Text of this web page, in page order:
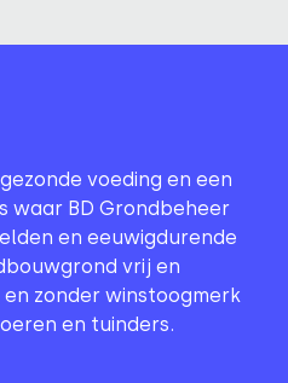
voeding en een
waar BD Grondbeheer
en eeuwigdurende
vrij en
zonder winstoogmerk
en tuinders.